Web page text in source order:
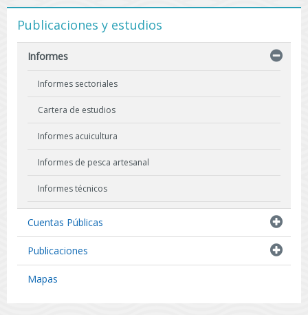
Publicaciones y estudios
Informes
Informes sectoriales
Cartera de estudios
Informes acuicultura
Informes de pesca artesanal
Informes técnicos
Resultados de Pescas de Investigación
Cuentas Públicas
Publicaciones
Mapas